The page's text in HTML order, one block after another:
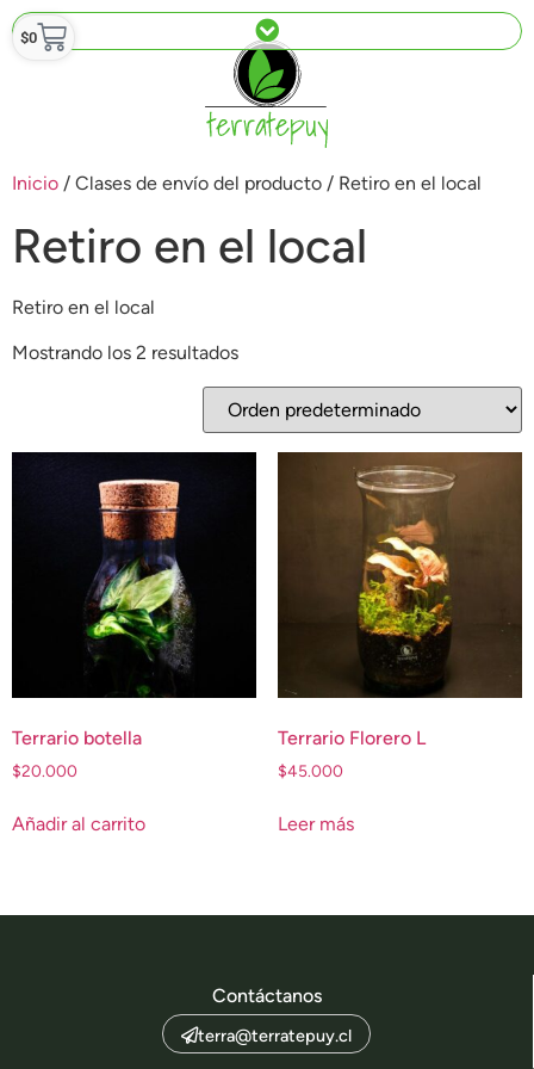
$0
Inicio / Clases de envío del producto / Retiro en el local
Retiro en el local
Retiro en el local
Mostrando los 2 resultados
Terrario botella
$20.000
Añadir al carrito
Terrario Florero L
$45.000
Leer más
Contáctanos
terra@terratepuy.cl